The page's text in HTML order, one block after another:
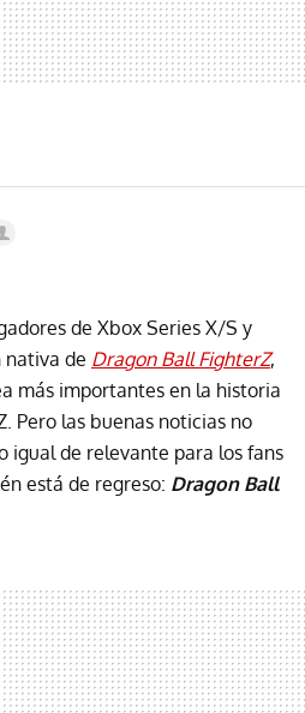
de Xbox Series X/S y
nativa de Dragon Ball FighterZ,
más importantes en la historia
Pero las buenas noticias no
igual de relevante para los fans
está de regreso: Dragon Ball